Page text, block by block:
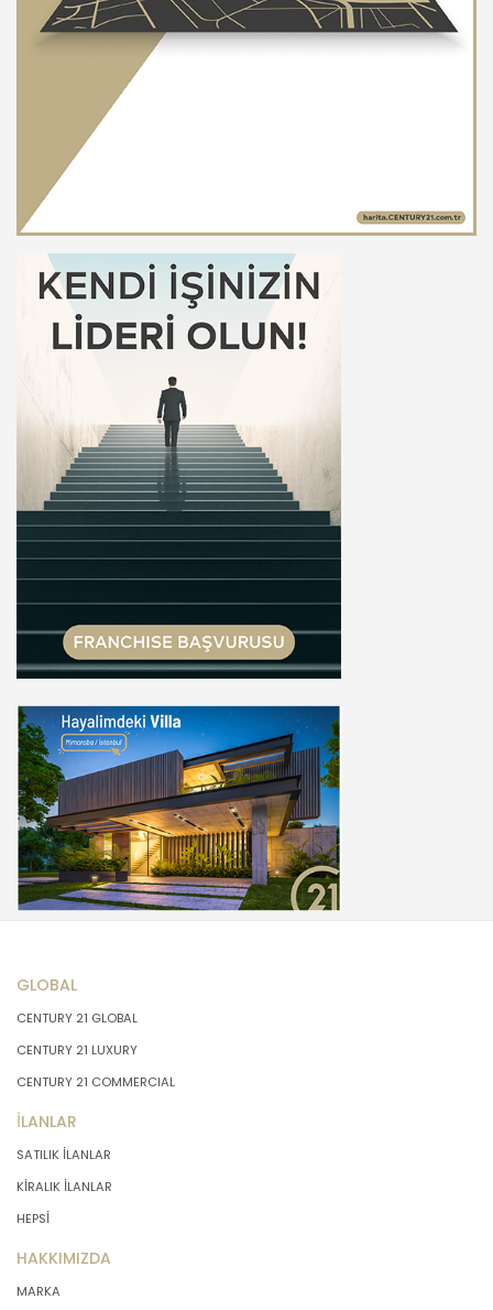
GLOBAL
CENTURY 21 GLOBAL
CENTURY 21 LUXURY
CENTURY 21 COMMERCIAL
İLANLAR
SATILIK İLANLAR
KİRALIK İLANLAR
HEPSİ
HAKKIMIZDA
MARKA